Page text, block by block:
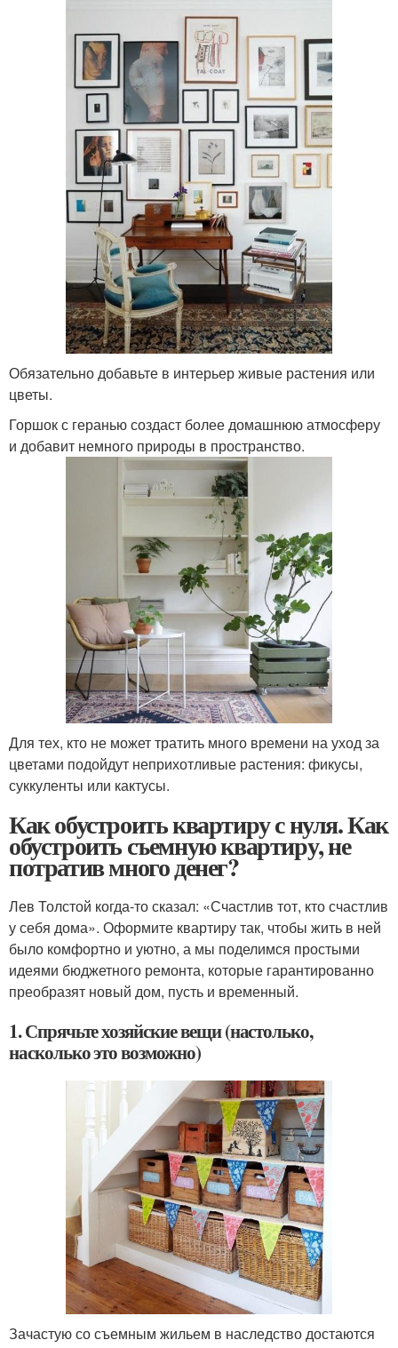
Обязательно добавьте в интерьер живые растения или
цветы.
Горшок с геранью создаст более домашнюю атмосферу
и добавит немного природы в пространство.
Для тех, кто не может тратить много времени на уход за
цветами подойдут неприхотливые растения: фикусы,
суккуленты или кактусы.
Как обустроить квартиру с нуля. Как
обустроить съемную квартиру, не
потратив много денег?
Лев Толстой когда-то сказал: «Счастлив тот, кто счастлив
у себя дома». Оформите квартиру так, чтобы жить в ней
было комфортно и уютно, а мы поделимся простыми
идеями бюджетного ремонта, которые гарантированно
преобразят новый дом, пусть и временный.
1. Спрячьте хозяйские вещи (настолько,
насколько это возможно)
Зачастую со съемным жильем в наследство достаются